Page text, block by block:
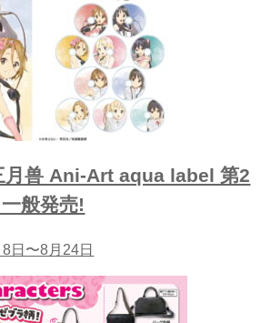
月兽 Ani-Art aqua label 第2
般発売!
日〜8月24日